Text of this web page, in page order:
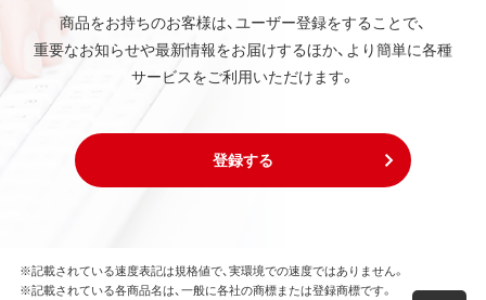
商品をお持ちのお客様は、ユーザー登録をすることで、
重要なお知らせや最新情報をお届けするほか、より簡単に各種
サービスをご利用いただけます。
登録する
※記載されている速度表記は規格値で、実環境での速度ではありません。
※記載されている各商品名は、一般に各社の商標または登録商標です。